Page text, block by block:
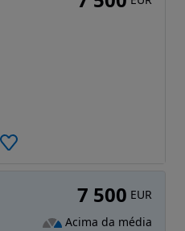
7 500 EUR
Acima da média